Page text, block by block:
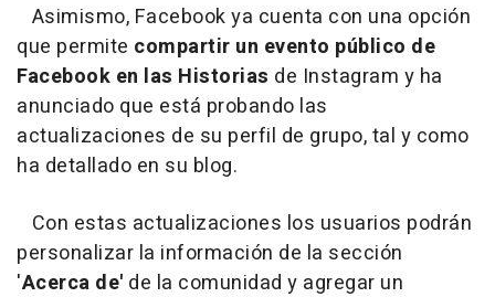
Asimismo, Facebook ya cuenta con una opción
que permite compartir un evento público de
Facebook en las Historias de Instagram y ha
anunciado que está probando las
actualizaciones de su perfil de grupo, tal y como
ha detallado en su blog.
Con estas actualizaciones los usuarios podrán
personalizar la información de la sección
'Acerca de' de la comunidad y agregar un